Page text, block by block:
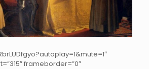
frameborder=”0″